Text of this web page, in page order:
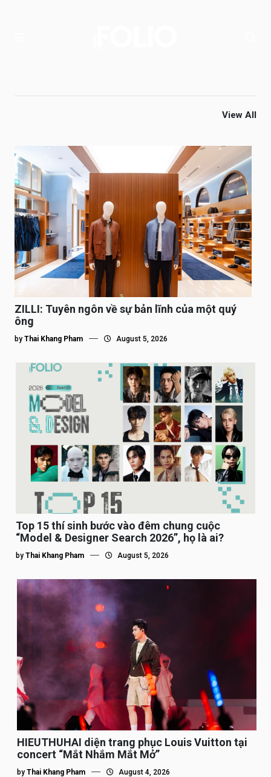
View All
ZILLI: Tuyên ngôn về sự bản lĩnh của một quý
ông
by Thai Khang Pham August 5, 2026
Top 15 thí sinh bước vào đêm chung cuộc
“Model & Designer Search 2026”, họ là ai?
by Thai Khang Pham August 5, 2026
HIEUTHUHAI diện trang phục Louis Vuitton tại
concert “Mắt Nhắm Mắt Mở”
by Thai Khang Pham August 4, 2026